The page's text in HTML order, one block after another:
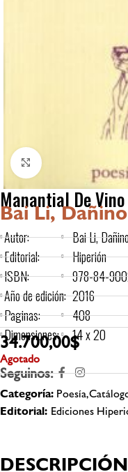
Click to enlarge
Manantial De Vino
Bai Li,
Autor:
Editorial:
ISBN:
Año de edición:
Paginas:
Dimensiones:
Bai Li,
Hiperión
978-84-
2016
408
14 x 20
34.700,00$
Agotado
Seguinos:
Categoría:
Editorial: Ediciones
DESCRIPCIÓN